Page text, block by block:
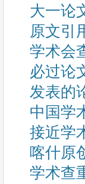
大一论
原文引
学术会
必过论
发表的
中国学
接近学
喀什原
学术查